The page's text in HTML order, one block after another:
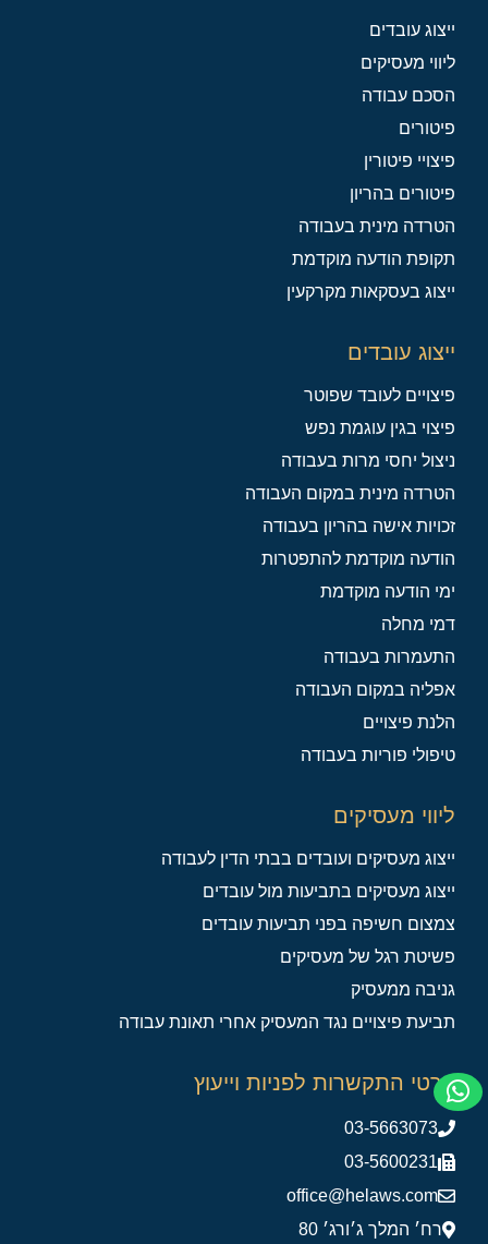
ייצוג עובדים
ליווי מעסיקים
הסכם עבודה
פיטורים
פיצויי פיטורין
פיטורים בהריון
הטרדה מינית בעבודה
תקופת הודעה מוקדמת
ייצוג בעסקאות מקרקעין
ייצוג עובדים
פיצויים לעובד שפוטר
פיצוי בגין עוגמת נפש
ניצול יחסי מרות בעבודה
הטרדה מינית במקום העבודה
זכויות אישה בהריון בעבודה
הודעה מוקדמת להתפטרות
ימי הודעה מוקדמת
דמי מחלה
התעמרות בעבודה
אפליה במקום העבודה
הלנת פיצויים
טיפולי פוריות בעבודה
ליווי מעסיקים
ייצוג מעסיקים ועובדים בבתי הדין לעבודה
ייצוג מעסיקים בתביעות מול עובדים
צמצום חשיפה בפני תביעות עובדים
פשיטת רגל של מעסיקים
גניבה ממעסיק
תביעת פיצויים נגד המעסיק אחרי תאונת עבודה
פרטי התקשרות לפניות וייעוץ
03-5663073
03-5600231
office@helaws.com
רח׳ המלך ג׳ורג׳ 80